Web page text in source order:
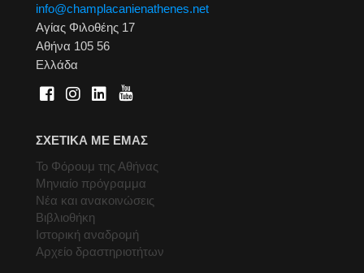
info@champlacanienathenes.net
Αγίας Φιλοθέης 17
Αθήνα 105 56
Ελλάδα
ΣΧΕΤΙΚΑ ΜΕ ΕΜΑΣ
Το Φόρουμ της Αθήνας
Μηνιαίο πρόγραμμα
Νέα και ανακοινώσεις
Βιβλιοθήκη
Ιστορική αναδρομή
Αρχείο δραστηριοτήτων